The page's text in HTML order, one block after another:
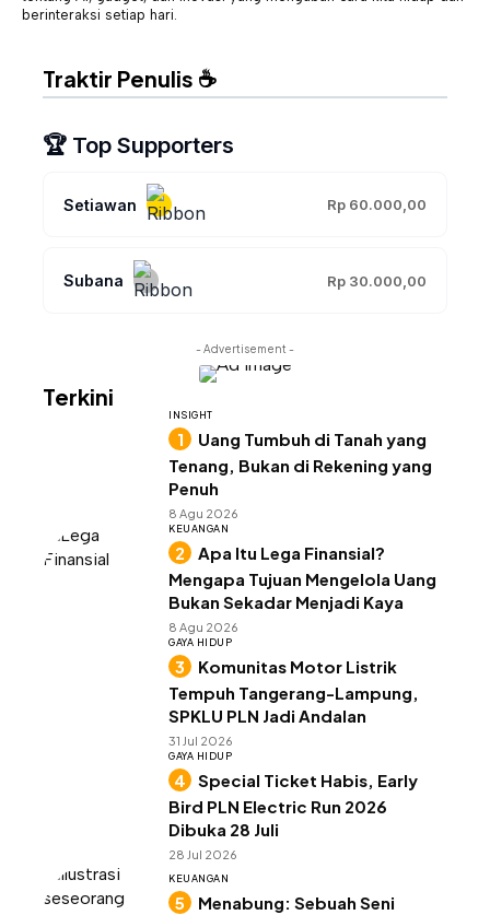
berinteraksi setiap hari.
Traktir Penulis ☕
🏆 Top Supporters
Setiawan Rp 60.000,00
Subana Rp 30.000,00
- Advertisement -
Terkini
INSIGHT
Uang Tumbuh di Tanah yang
Tenang, Bukan di Rekening yang
Penuh
8 Agu 2026
KEUANGAN
Apa Itu Lega Finansial?
Mengapa Tujuan Mengelola Uang
Bukan Sekadar Menjadi Kaya
8 Agu 2026
GAYA HIDUP
Komunitas Motor Listrik
Tempuh Tangerang-Lampung,
SPKLU PLN Jadi Andalan
31 Jul 2026
GAYA HIDUP
Special Ticket Habis, Early
Bird PLN Electric Run 2026
Dibuka 28 Juli
28 Jul 2026
KEUANGAN
Menabung: Sebuah Seni